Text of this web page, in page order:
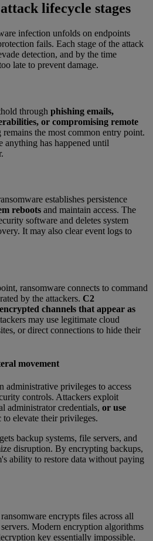
lifecycle stages
infection unfolds on endpoints
fails. Each stage of the attack
detection, and by the time
late to prevent damage.
through phishing emails,
or compromising remote
remains the most common entry point.
anything has happened until
establishes persistence
reboots and maintain access. The
software and deletes system
It may also clear event logs to
ransomware connects to command
by the attackers. C2
channels that appear as
may use legitimate cloud
or direct connections to hide their
movement
administrative privileges to access
controls. Attackers exploit
administrator credentials, or use
to elevate their privileges.
backup systems, file servers, and
disruption. By encrypting backups,
ability to restore data without paying
encrypts files across all
Modern encryption algorithms
key essentially impossible.